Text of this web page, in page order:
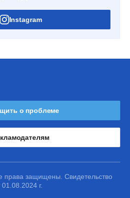
Instagram
о проблеме
права защищены. Свидетельство
г.